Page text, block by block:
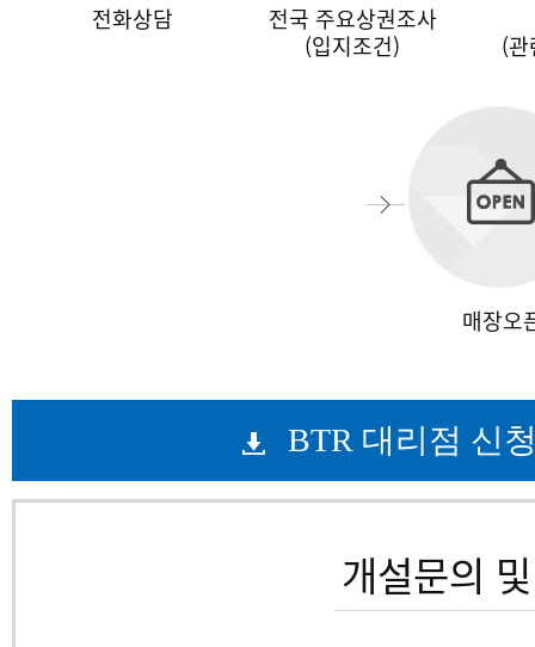
전화상담
전국 주요상권조사
(입지조건)
(
매장오
BTR 대리점 신
개설문의